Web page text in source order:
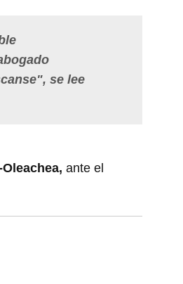
se lee
ante el